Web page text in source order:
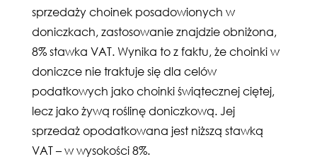
sprzedaży choinek posadowionych w
doniczkach, zastosowanie znajdzie obniżona,
8% stawka VAT. Wynika to z faktu, że choinki w
doniczce nie traktuje się dla celów
podatkowych jako choinki świątecznej ciętej,
lecz jako żywą roślinę doniczkową. Jej
sprzedaż opodatkowana jest niższą stawką
VAT – w wysokości 8%.